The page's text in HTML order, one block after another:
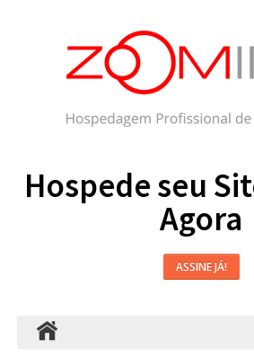
Hospede seu
Agora
ASSINE JÁ!